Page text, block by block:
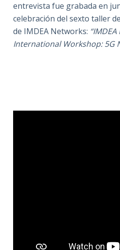
entrevista fue grabada en
celebración del sexto taller
de IMDEA Networks: “
International Workshop: 5G